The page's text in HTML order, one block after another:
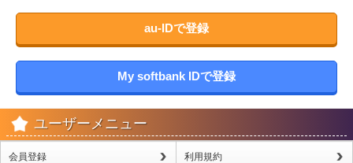
au-IDで登録
My softbank IDで登録
ユーザーメニュー
会員登録 利用規約